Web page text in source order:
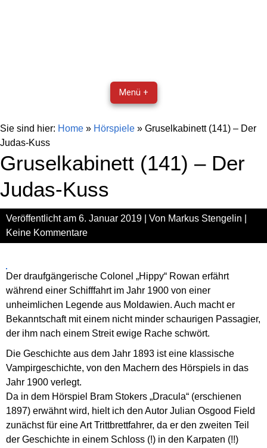
Menü +
Sie sind hier: Home » Hörspiele » Gruselkabinett (141) – Der
Judas-Kuss
Gruselkabinett (141) – Der
Judas-Kuss
Veröffentlicht am 6. Januar 2019 | Von Markus Stengelin
Keine Kommentare
Der draufgängerische Colonel „Hippy“ Rowan erfährt
während einer Schifffahrt im Jahr 1900 von einer
unheimlichen Legende aus Moldawien. Auch macht er
Bekanntschaft mit einem nicht minder schaurigen Passagier,
der ihm nach einem Streit ewige Rache schwört.
Die Geschichte aus dem Jahr 1893 ist eine klassische
Vampirgeschichte, von den Machern des Hörspiels in das
Jahr 1900 verlegt.
Da in dem Hörspiel Bram Stokers „Dracula“ (erschienen
1897) erwähnt wird, hielt ich den Autor Julian Osgood Field
zunächst für eine Art Trittbrettfahrer, da er den zweiten Teil
der Geschichte in einem Schloss (!) in den Karpaten (!!)